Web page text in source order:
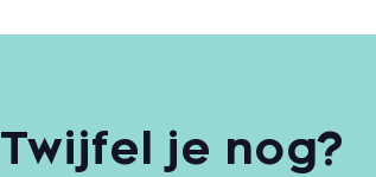
Twijfel je nog?